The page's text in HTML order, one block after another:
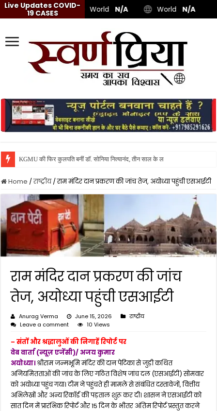
KGMU की फिर कुलपति बनीं डॉ. सोनिया नित्यानंद, तीन साल के लिए मिली जिम्मेदारी
Home /राष्ट्रीय/राम मंदिर दान प्रकरण की जांच तेज, अयोध्या पहुंची एसआईटी
राम मंदिर दान प्रकरण की जांच
तेज, अयोध्या पहुंची एसआईटी
Anurag Verma June 15, 2026
राष्ट्रीय
Leave a comment
10 Views
– संतों और श्रद्धालुओं की निगाहें रिपोर्ट पर
वेब वार्ता (न्यूज़ एजेंसी)/ अजय कुमार
अयोध्या। श्रीराम जन्मभूमि मंदिर की दान पेटिका से जुड़ी कथित
अनियमितताओं की जांच के लिए गठित विशेष जांच दल (एसआईटी) सोमवार
को अयोध्या पहुंच गया। टीम ने पहुंचते ही मामले से संबंधित दस्तावेजों, वित्तीय
अभिलेखों और अन्य रिकॉर्ड की पड़ताल शुरू कर दी। शासन ने एसआईटी को
सात दिन में प्रारंभिक रिपोर्ट और 15 दिन के भीतर अंतिम रिपोर्ट प्रस्तुत करने
Live Updates COVID-
19 CASES
World N/A World N/A